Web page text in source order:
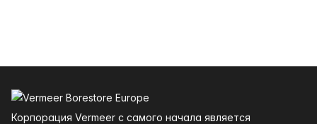
Корпорация Vermeer с самого начала является